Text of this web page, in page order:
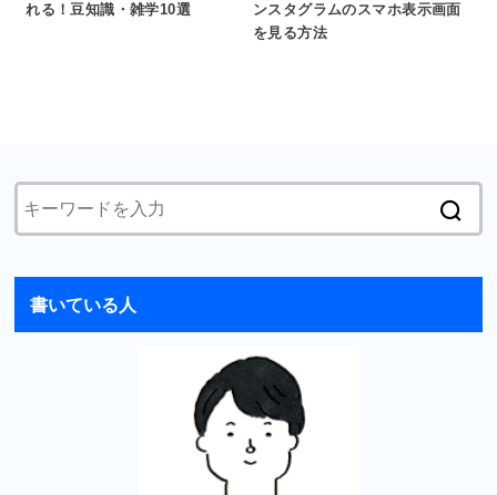
れる！豆知識・雑学10選
ンスタグラムのスマホ表示画面
を見る方法
書いている人